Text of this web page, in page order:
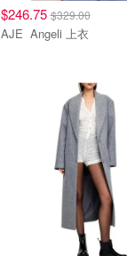
$246.75$329.00
AJE Angeli 上衣